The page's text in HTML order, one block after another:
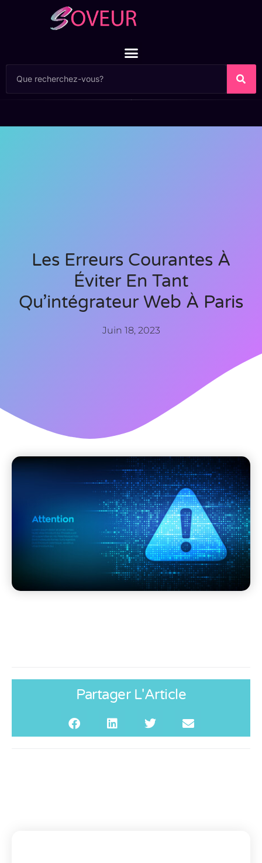
Les Erreurs Courantes À
Éviter En Tant
Qu’intégrateur Web À Paris
Juin 18, 2023
Partager L'Article